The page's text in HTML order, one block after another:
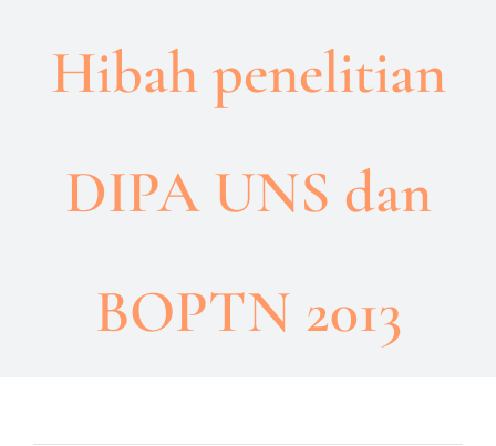
Hibah penelitian
DIPA UNS dan
BOPTN 2013